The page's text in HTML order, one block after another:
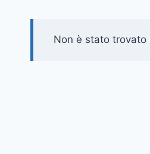
Non è stato trovato